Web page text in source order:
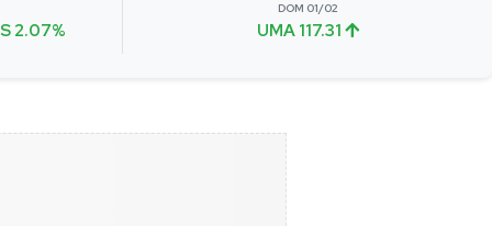
2.07%
DOM 01/02
UMA 117.31